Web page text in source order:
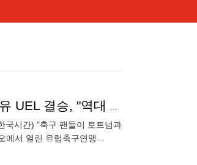
"결승전 망친 토트넘 경기력, 차라리 출근하는게 낫다"...토트넘vs맨유 UEL 결승, "역대 최악의 결승전" 평가
국시간) "축구 팬들이 토트넘과
에서 열린 유럽축구연맹